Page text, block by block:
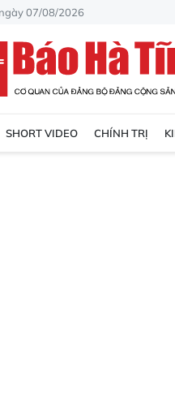
07/08/2026
SHORT VIDEO CHÍNH TRỊ